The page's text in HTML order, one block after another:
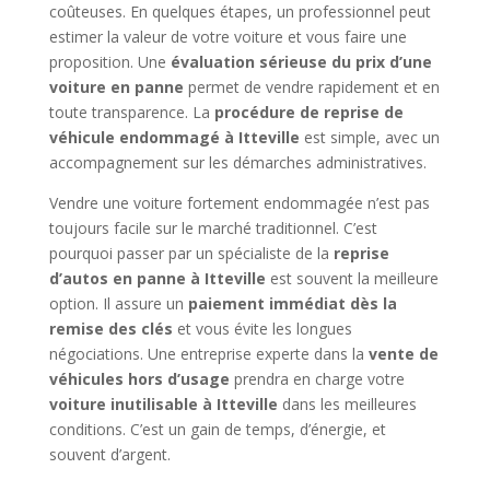
coûteuses. En quelques étapes, un professionnel peut
estimer la valeur de votre voiture et vous faire une
proposition. Une évaluation sérieuse du prix d’une
voiture en panne permet de vendre rapidement et en
toute transparence. La procédure de reprise de
véhicule endommagé à Itteville est simple, avec un
accompagnement sur les démarches administratives.
Vendre une voiture fortement endommagée n’est pas
toujours facile sur le marché traditionnel. C’est
pourquoi passer par un spécialiste de la reprise
d’autos en panne à Itteville est souvent la meilleure
option. Il assure un paiement immédiat dès la
remise des clés et vous évite les longues
négociations. Une entreprise experte dans la vente de
véhicules hors d’usage prendra en charge votre
voiture inutilisable à Itteville dans les meilleures
conditions. C’est un gain de temps, d’énergie, et
souvent d’argent.